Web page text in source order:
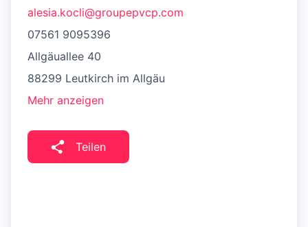
alesia.kocli@groupepvcp.com
07561 9095396
Allgäuallee 40
88299 Leutkirch im Allgäu
Mehr anzeigen
Teilen